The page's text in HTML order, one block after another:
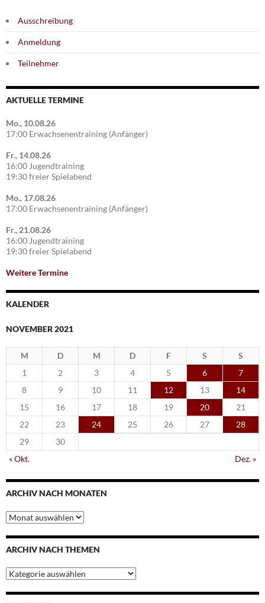
Ausschreibung
Anmeldung
Teilnehmer
AKTUELLE TERMINE
Mo., 10.08.26
17:00 Erwachsenentraining (Anfänger)
Fr., 14.08.26
16:00 Jugendtraining
19:30 freier Spielabend
Mo., 17.08.26
17:00 Erwachsenentraining (Anfänger)
Fr., 21.08.26
16:00 Jugendtraining
19:30 freier Spielabend
Weitere Termine
KALENDER
NOVEMBER 2021
M D M D F S
S
1
2 3 4 5 6
7
8
9 10 11 12 13
14
15
16 17 18 19 20
21
22
23 24 25 26 27
28
29
30
« Okt.
Dez. »
ARCHIV NACH MONATEN
Archiv
nach
Monaten
ARCHIV NACH THEMEN
Archiv
nach
Themen